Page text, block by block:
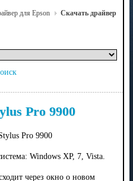
для Epson
Скачать драйвер
Pro 9900
Pro 9900
Windows XP, 7, Vista.
через окно о новом